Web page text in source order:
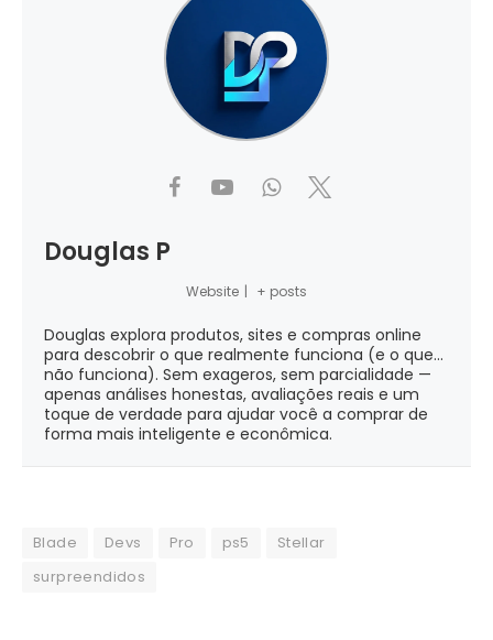
Douglas P
Website | + posts
Douglas explora produtos, sites e compras online
para descobrir o que realmente funciona (e o que...
não funciona). Sem exageros, sem parcialidade —
apenas análises honestas, avaliações reais e um
toque de verdade para ajudar você a comprar de
forma mais inteligente e econômica.
Blade Devs Pro ps5
Stellar
surpreendidos